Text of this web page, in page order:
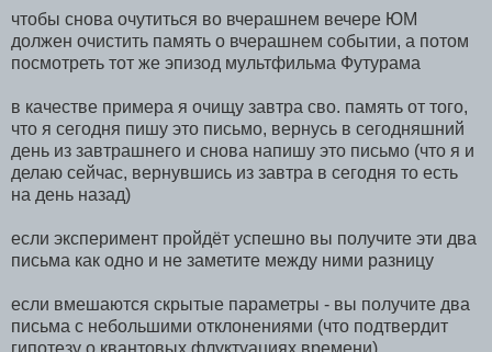
чтобы снова очутиться во вчерашнем вечере ЮМ
должен очистить память о вчерашнем событии, а потом
посмотреть тот же эпизод мультфильма Футурама
в качестве примера я очищу завтра сво. память от того,
что я сегодня пишу это письмо, вернусь в сегодняшний
день из завтрашнего и снова напишу это письмо (что я и
делаю сейчас, вернувшись из завтра в сегодня то есть
на день назад)
если эксперимент пройдёт успешно вы получите эти два
письма как одно и не заметите между ними разницу
если вмешаются скрытые параметры - вы получите два
письма с небольшими отклонениями (что подтвердит
гипотезу о квантовых флуктуациях времени)